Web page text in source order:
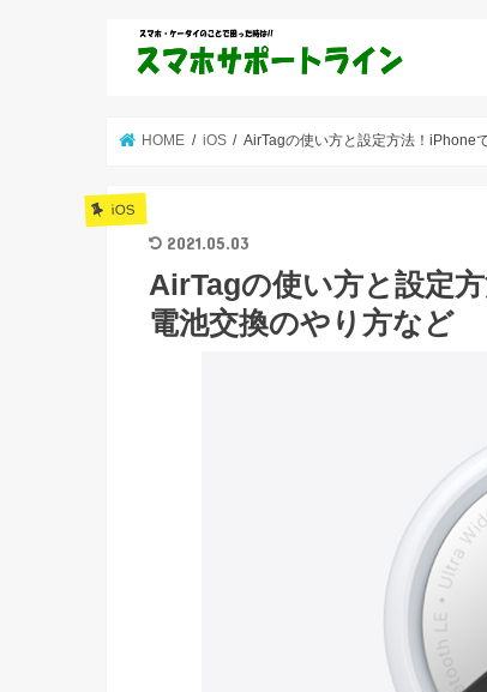
HOME iOS AirTagの使い方と設定方法！iPhone
iOS
2021.05.03
AirTagの使い方と設定
電池交換のやり方など